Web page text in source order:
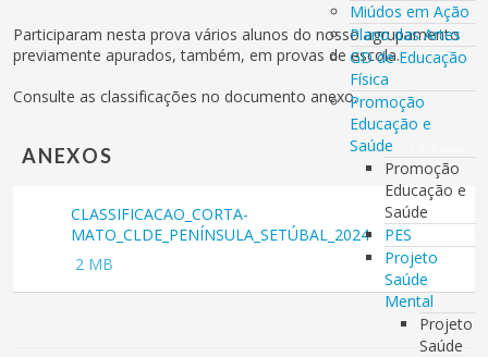
Miúdos em Ação
Plano das Artes
GD de Educação
Física
Promoção
Educação e
Saúde
Promoção
Educação e
Saúde
PES
Projeto
Saúde
Mental
Projeto
Saúde
Participaram nesta prova vários alunos do nosso agrupamento
previamente apurados, também, em provas de escola.
Consulte as classificações no documento anexo.
ANEXOS
CLASSIFICACAO_CORTA-
MATO_CLDE_PENÍNSULA_SETÚBAL_2024
2 MB